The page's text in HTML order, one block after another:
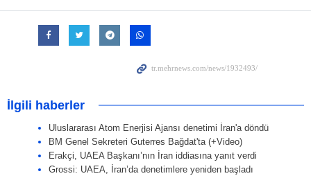
İlgili haberler
Uluslararası Atom Enerjisi Ajansı denetimi İran'a döndü
BM Genel Sekreteri Guterres Bağdat'ta (+Video)
Erakçi, UAEA Başkanı’nın İran iddiasına yanıt verdi
Grossi: UAEA, İran’da denetimlere yeniden başladı